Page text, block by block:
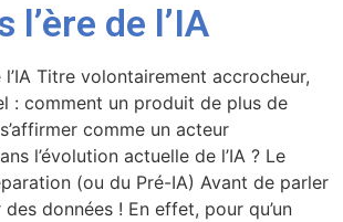
l’ère de l’IA
l’IA Titre volontairement accrocheur,
: comment un produit de plus de
comme un acteur
l’évolution actuelle de l’IA ? Le
(ou du Pré-IA) Avant de parler
données ! En effet, pour qu’un